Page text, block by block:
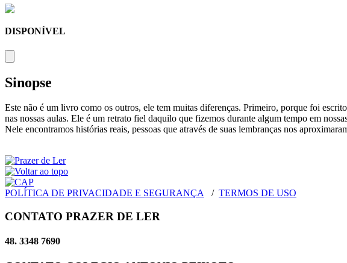
DISPONÍVEL
Sinopse
Este não é um livro como os outros, ele tem muitas diferenças. Primeiro, porque foi
nas nossas aulas. Ele é um retrato fiel daquilo que fizemos durante algum tempo em
Nele encontramos histórias reais, pessoas que através de suas lembranças nos
POLÍTICA DE PRIVACIDADE E SEGURANÇA / TERMOS DE USO
CONTATO PRAZER DE LER
48. 3348 7690